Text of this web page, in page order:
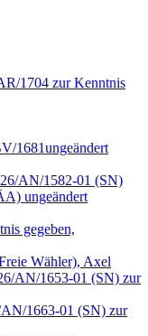
1704 zur Kenntnis
1681ungeändert
AN/1582-01 (SN)
ungeändert
gegeben,
Wähler), Axel
AN/1653-01 (SN) zur
AN/1663-01 (SN) zur